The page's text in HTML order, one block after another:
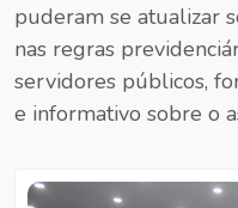
puderam se atualizar
nas regras
servidores públicos,
e informativo sobre o